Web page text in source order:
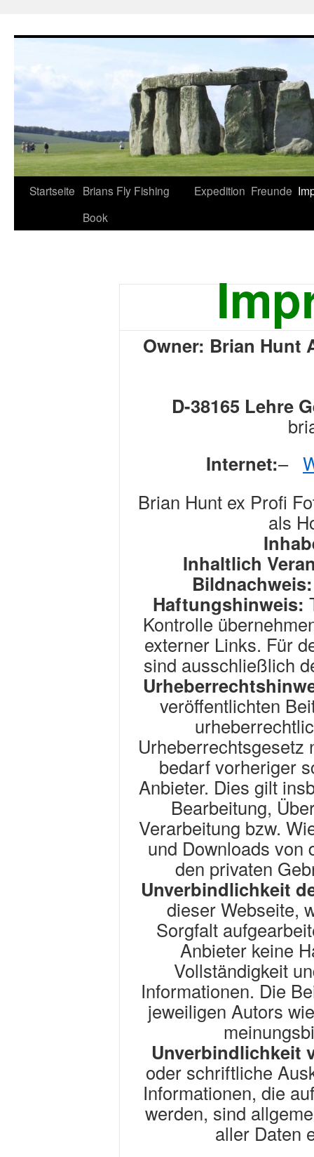
Startseite Brians Fly Fishing
Book
Expedition Freunde
Owner: Brian Hunt
D-38165 Lehre
Internet:–
Brian Hunt ex Profi
als
Inhaltlich
Bildnachweis:
Haftungshinweis:
Kontrolle
externer Links. Für
sind ausschließlich
veröffentlichten
Urheberrechtsgesetz
bedarf vorheriger
Anbieter. Dies gilt
Bearbeitung,
Verarbeitung bzw.
und Downloads von
den privaten
Unverbindlichkeit
dieser Webseite,
Sorgfalt
Anbieter keine
Vollständigkeit
Informationen. Die
jeweiligen Autors
Unverbindlichkeit
oder schriftliche
Informationen, die
werden, sind
aller Daten